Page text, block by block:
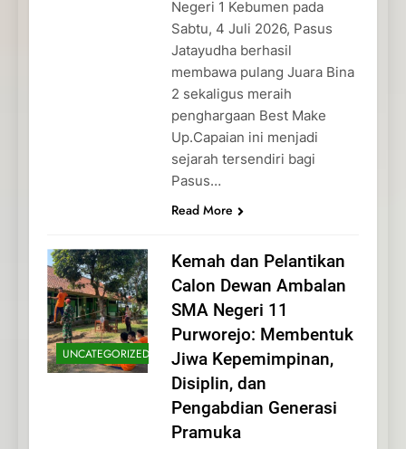
Negeri 1 Kebumen pada
Sabtu, 4 Juli 2026, Pasus
Jatayudha berhasil
membawa pulang Juara Bina
2 sekaligus meraih
penghargaan Best Make
Up.Capaian ini menjadi
sejarah tersendiri bagi
Pasus…
Read More
UNCATEGORIZED
Kemah dan Pelantikan
Calon Dewan Ambalan
SMA Negeri 11
Purworejo: Membentuk
Jiwa Kepemimpinan,
Disiplin, dan
Pengabdian Generasi
Pramuka